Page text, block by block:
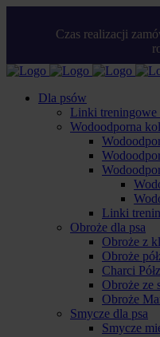
Czas realizacji
Dla psów
Linki
Wodoodporna
Linki
Obroże dla psa
Obroże z
Obroże
Charci
Obroże ze
Obroże
Smycze dla psa
Smycze